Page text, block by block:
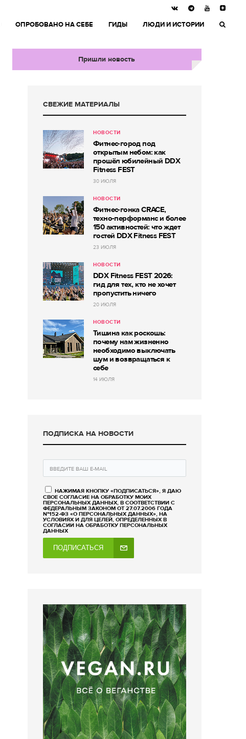
ОПРОБОВАНО НА СЕБЕ ГИДЫ ЛЮДИ И ИСТОРИИ
Пришли новость
СВЕЖИЕ МАТЕРИАЛЫ
НОВОСТИ
Фитнес-город под
открытым небом: как
прошёл юбилейный DDX
Fitness FEST
30 ИЮЛЯ
НОВОСТИ
Фитнес-гонка CRACE,
техно-перформанс и более
150 активностей: что ждет
гостей DDX Fitness FEST
23 ИЮЛЯ
НОВОСТИ
DDX Fitness FEST 2026:
гид для тех, кто не хочет
пропустить ничего
20 ИЮЛЯ
НОВОСТИ
Тишина как роскошь:
почему нам жизненно
необходимо выключать
шум и возвращаться к
себе
14 ИЮЛЯ
ПОДПИСКА НА НОВОСТИ
НАЖИМАЯ КНОПКУ «ПОДПИСАТЬСЯ», Я ДАЮ
СВОЕ СОГЛАСИЕ НА ОБРАБОТКУ МОИХ
ПЕРСОНАЛЬНЫХ ДАННЫХ, В СООТВЕТСТВИИ С
ФЕДЕРАЛЬНЫМ ЗАКОНОМ ОТ 27.07.2006 ГОДА
№152-ФЗ «О ПЕРСОНАЛЬНЫХ ДАННЫХ», НА
УСЛОВИЯХ И ДЛЯ ЦЕЛЕЙ, ОПРЕДЕЛЕННЫХ В
СОГЛАСИИ НА ОБРАБОТКУ ПЕРСОНАЛЬНЫХ
ДАННЫХ
ПОДПИСАТЬСЯ